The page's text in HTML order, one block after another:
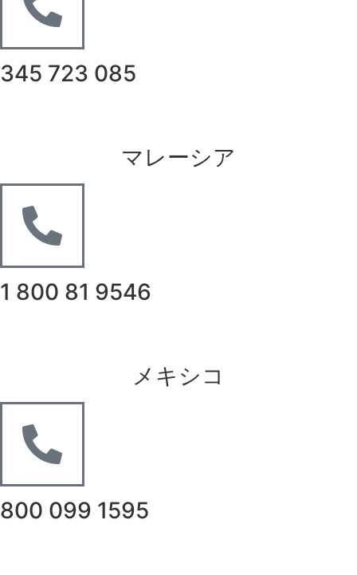
345 723 085
マレーシア
1 800 81 9546
メキシコ
800 099 1595